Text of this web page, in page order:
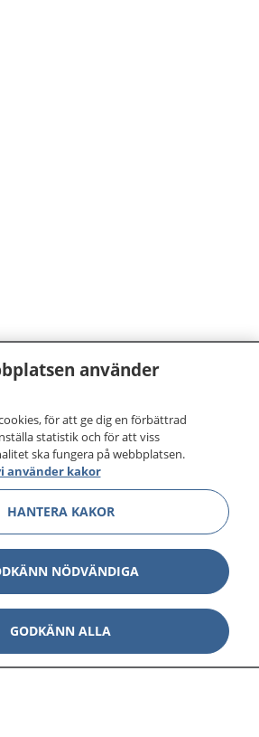
din hälsa och vård
om hälsa och information om
mottagningar du kan kontakta.
din journal och göra dina
dygnet runt.
du vill må bättre.
använder
för att ge dig en förbättrad
statistik och för att viss
ska fungera på webbplatsen.
använder kakor
HANTERA KAKOR
NÖDVÄNDIGA
GODKÄNN ALLA